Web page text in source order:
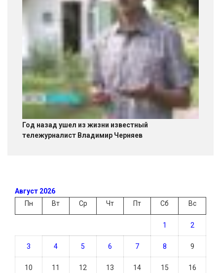
Год назад ушел из жизни известный
тележурналист Владимир Черняев
Август 2026
Пн
Вт Ср Чт Пт Сб Вс
1 2
3 4 5 6 7 8 9
10 11 12 13 14 15 16